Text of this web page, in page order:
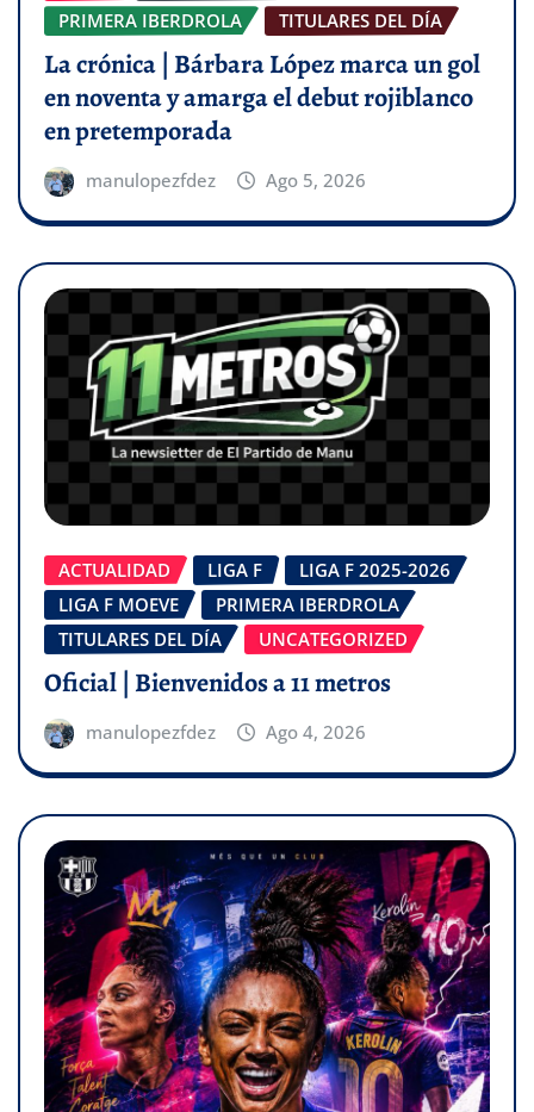
PRIMERA IBERDROLA
TITULARES DEL DÍA
La crónica | Bárbara López marca un gol
en noventa y amarga el debut rojiblanco
en pretemporada
manulopezfdez Ago 5, 2026
ACTUALIDAD LIGA F
LIGA F 2025-2026
LIGA F MOEVE
PRIMERA IBERDROLA
TITULARES DEL DÍA
UNCATEGORIZED
Oficial | Bienvenidos a 11 metros
manulopezfdez Ago 4, 2026